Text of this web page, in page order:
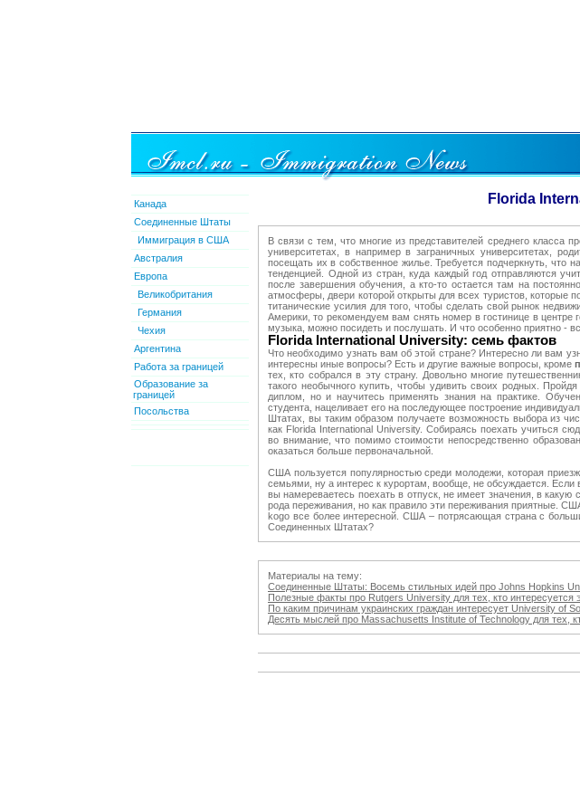
Канада
Соединенные Штаты
Иммиграция в США
Австралия
Европа
Великобритания
Германия
Чехия
Аргентина
Работа за границей
Образование за
границей
Посольства
Florida
В связи с тем, что многие из представителей среднего класса
университетах, в например в заграничных университетах,
посещать их в собственное жилье. Требуется подчеркнуть, что
тенденцией. Одной из стран, куда каждый год отправляются
после завершения обучения, а кто-то остается там на
атмосферы, двери которой открыты для всех туристов,
титанические усилия для того, чтобы сделать свой рынок
Америки, то рекомендуем вам снять номер в гостинице в
музыка, можно посидеть и послушать. И что особенно приятно -
Florida International University: семь фактов
Что необходимо узнать вам об этой стране? Интересно ли вам
интересны иные вопросы? Есть и другие важные вопросы, кроме
тех, кто собрался в эту страну. Довольно многие
такого необычного купить, чтобы удивить своих родных.
диплом, но и научитесь применять знания на практике.
студента, нацеливает его на последующее построение
Штатах, вы таким образом получаете возможность выбора из
как Florida International University. Собираясь поехать учиться
во внимание, что помимо стоимости непосредственно
оказаться больше первоначальной.
США пользуется популярностью среди молодежи, которая
семьями, ну а интерес к курортам, вообще, не обсуждается.
вы намереваетесь поехать в отпуск, не имеет значения, в какую
рода переживания, но как правило эти переживания приятные.
kogo все более интересной. США – потрясающая страна с
Соединенных Штатах?
Материалы на тему:
Соединенные Штаты: Восемь стильных идей про Johns Hopkins
Полезные факты про Rutgers University для тех, кто интересуется
По каким причинам украинских граждан интересует University of
Десять мыслей про Massachusetts Institute of Technology для тех,